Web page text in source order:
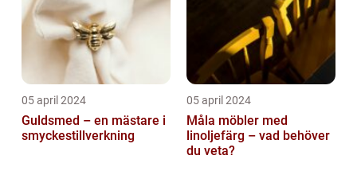
05 april 2024
Guldsmed – en mästare i
smyckestillverkning
05 april 2024
Måla möbler med
linoljefärg – vad behöver
du veta?